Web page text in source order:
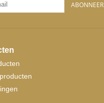
ABONNEER